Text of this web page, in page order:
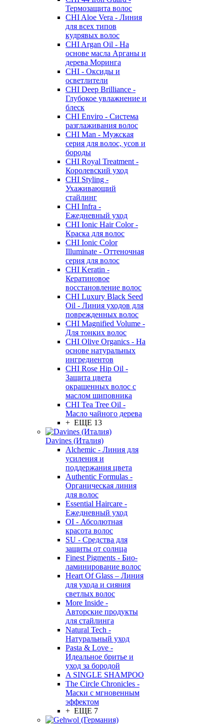
Термозащита волос
CHI Aloe Vera - Линия
для всех типов
кудрявых волос
CHI Argan Oil - На
основе масла Арганы и
дерева Моринга
CHI - Оксиды и
осветлители
CHI Deep Brilliance -
Глубокое увлажнение и
блеск
CHI Enviro - Система
разглаживания волос
CHI Man - Мужская
серия для волос, усов и
бороды
CHI Royal Treatment -
Королевский уход
CHI Styling -
Ухаживающий
стайлинг
CHI Infra -
Ежедневный уход
CHI Ionic Hair Color -
Краска для волос
CHI Ionic Color
Illuminate - Оттеночная
серия для волос
CHI Keratin -
Кератиновое
восстановление волос
CHI Luxury Black Seed
Oil - Линия уходов для
поврежденных волос
CHI Magnified Volume -
Для тонких волос
CHI Olive Organics - На
основе натуральных
ингредиентов
CHI Rose Hip Oil -
Защита цвета
окрашенных волос с
маслом шиповника
CHI Tea Tree Oil -
Масло чайного дерева
+ ЕЩЕ 13
Davines (Италия)
Alchemic - Линия для
усиления и
поддержания цвета
Authentic Formulas -
Органическая линия
для волос
Essential Haircare -
Eжедневный уход
OI - Абсолютная
красота волос
SU - Средства для
защиты от солнца
Finest Pigments - Био-
ламинирование волос
Heart Of Glass – Линия
для ухода и сияния
светлых волос
More Inside -
Авторские продукты
для стайлинга
Natural Tech -
Натуральный уход
Pasta & Love -
Идеальное бритье и
уход за бородой
A SINGLE SHAMPOO
The Circle Chronicles -
Маски с мгновенным
эффектом
+ ЕЩЕ 7